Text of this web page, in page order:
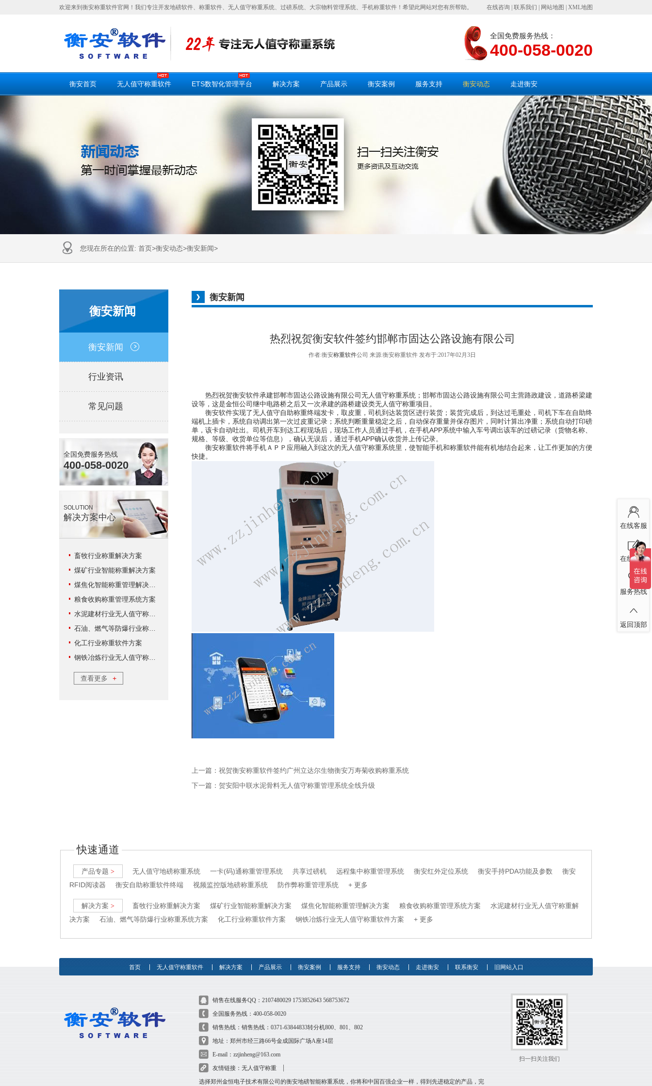
欢迎来到衡安称重软件官网！我们专注开发地磅软件、称重软件、无人值守称重系统、过磅系统、大宗物料管理系统、手机称重软件！希望此网站对您有所帮助。 在线咨询 联系我们 网站地图 XML地图
全国免费服务热线：
400-058-0020
衡安首页 无人值守称重软件 ETS数智化管理平台 解决方案 产品展示 衡安案例 服务支持 衡安动态 走进衡安
您现在所在的位置: 首页>衡安动态>衡安新闻>
衡安新闻
衡安新闻
行业资讯
常见问题
全国免费服务热线
400-058-0020
SOLUTION
解决方案中心
畜牧行业称重解决方案
煤矿行业智能称重解决方案
煤焦化智能称重管理解决方案
粮食收购称重管理系统方案
水泥建材行业无人值守称重解决方案
石油、燃气等防爆行业称重系统方案
化工行业称重软件方案
钢铁冶炼行业无人值守称重软件方案
查看更多 +
衡安新闻
热烈祝贺衡安软件签约邯郸市固达公路设施有限公司
作者:衡安称重软件公司 来源:衡安称重软件 发布于:2017年02月3日
热烈祝贺衡安软件承建邯郸市固达公路设施有限公司无人值守称重系统；邯郸市固达公路设施有限公司主营路政建设，道路桥梁建
设等，这是金恒公司继中电路桥之后又一次承建的路桥建设类无人值守称重项目。
衡安软件实现了无人值守自助称重终端发卡，取皮重，司机到达装货区进行装货；装货完成后，到达过毛重处，司机下车在自助终
端机上插卡，系统自动调出第一次过皮重记录；系统判断重量稳定之后，自动保存重量并保存图片，同时计算出净重；系统自动打印磅
单，该卡自动吐出。司机开车到达工程现场后，现场工作人员通过手机，在手机APP系统中输入车号调出该车的过磅记录（货物名称、
规格、等级、收货单位等信息），确认无误后，通过手机APP确认收货并上传记录。
衡安称重软件将手机ＡＰＰ应用融入到这次的无人值守称重系统里，使智能手机和称重软件能有机地结合起来，让工作更加的方便
快捷。
上一篇：祝贺衡安称重软件签约广州立达尔生物衡安万寿菊收购称重系统
下一篇：贺安阳中联水泥骨料无人值守称重管理系统全线升级
快速通道
产品专题 > 无人值守地磅称重系统 一卡(码)通称重管理系统 共享过磅机 远程集中称重管理系统 衡安红外定位系统 衡安手持PDA功能及参数
衡安
RFID阅读器
衡安自助称重软件终端 视频监控版地磅称重系统 防作弊称重管理系统 + 更多
解决方案 > 畜牧行业称重解决方案 煤矿行业智能称重解决方案 煤焦化智能称重管理解决方案 粮食收购称重管理系统方案
水泥建材行业无人值守称重解
决方案
石油、燃气等防爆行业称重系统方案 化工行业称重软件方案 钢铁冶炼行业无人值守称重软件方案 + 更多
首页 无人值守称重软件 解决方案 产品展示 衡安案例 服务支持 衡安动态 走进衡安 联系衡安 旧网站入口
销售在线服务QQ： 2107480029 1753852643 568753672
全国服务热线：400-058-0020
销售热线：销售热线：0371-63844833转分机800、801、802
地址：郑州市经三路66号金成国际广场A座14层
E-mail： zzjinheng@163.com
友情链接： 无人值守称重
选择郑州金恒电子技术有限公司的衡安地磅智能称重系统，你将和中国百强企业一样，得到先进稳定的产品，完
扫一扫关注我们
在线客服
在线留言
服务热线
返回顶部